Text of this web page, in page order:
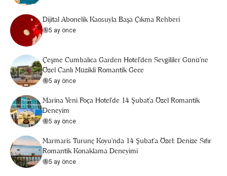
Dijital Abonelik Kaosuyla Başa Çıkma Rehberi
5 ay önce
Çeşme Cumbalıca Garden Hotel’den Sevgililer Günü’ne
Özel Canlı Müzikli Romantik Gece
5 ay önce
Marina Yeni Foça Hotel’de 14 Şubat’a Özel Romantik
Deneyim
5 ay önce
Marmaris Turunç Koyu'nda 14 Şubat’a Özel: Denize Sıfır
Romantik Konaklama Deneyimi
5 ay önce